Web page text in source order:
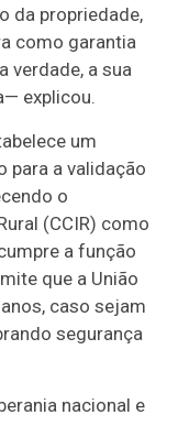
da propriedade,
como garantia
verdade, a sua
— explicou.
um
para a validação
o
(CCIR) como
a função
que a União
caso sejam
segurança
nacional e